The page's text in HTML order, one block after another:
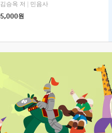
김승옥 저
민음사
5,000원